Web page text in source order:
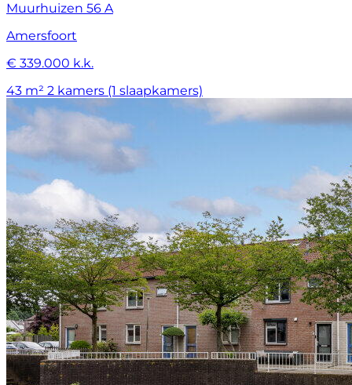
Muurhuizen 56 A
Amersfoort
€ 339.000 k.k.
43 m² 2 kamers (1 slaapkamers)